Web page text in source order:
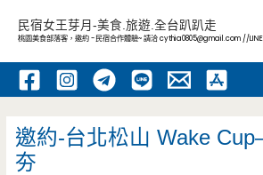
內
民宿女王芽月-美食.旅遊.全台趴趴走
桃園美食部落客，邀約 -民宿合作體驗~ 請洽cythia0805@gmail.com //
邀約-台北松山 Wake
夯